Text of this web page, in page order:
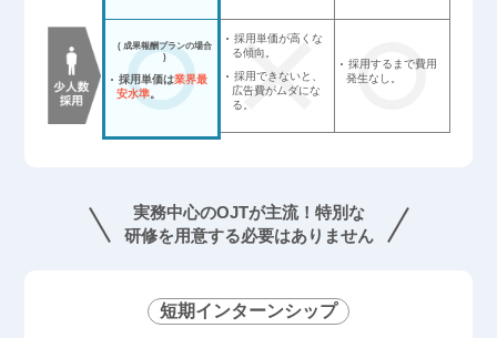
( 成果報酬プランの場合
)
採用単価は業界最
安水準。
採用単価が高くな
る傾向。
採用できないと、
広告費がムダにな
る。
採用するまで費用
発生なし。
実務中心のOJTが主流！特別な
研修を用意する必要はありません
短期インターンシップ